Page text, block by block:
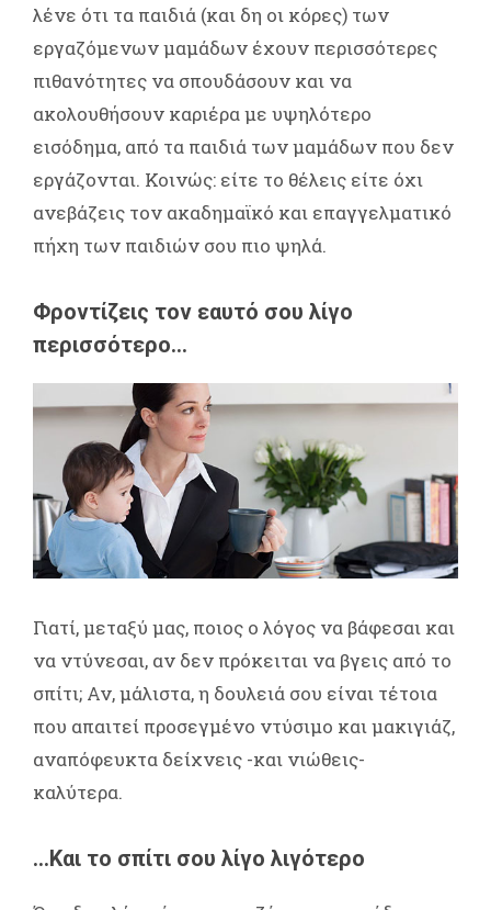
λένε ότι τα παιδιά (και δη οι κόρες) των
εργαζόμενων μαμάδων έχουν περισσότερες
πιθανότητες να σπουδάσουν και να
ακολουθήσουν καριέρα με υψηλότερο
εισόδημα, από τα παιδιά των μαμάδων που δεν
εργάζονται. Κοινώς: είτε το θέλεις είτε όχι
ανεβάζεις τον ακαδημαϊκό και επαγγελματικό
πήχη των παιδιών σου πιο ψηλά.
Φροντίζεις τον εαυτό σου λίγο
περισσότερο…
Γιατί, μεταξύ μας, ποιος ο λόγος να βάφεσαι και
να ντύνεσαι, αν δεν πρόκειται να βγεις από το
σπίτι; Αν, μάλιστα, η δουλειά σου είναι τέτοια
που απαιτεί προσεγμένο ντύσιμο και μακιγιάζ,
αναπόφευκτα δείχνεις -και νιώθεις-
καλύτερα.
…Και το σπίτι σου λίγο λιγότερο